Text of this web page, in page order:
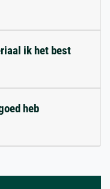
ik het best
heb